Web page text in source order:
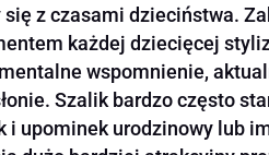
z czasami dzieciństwa.
każdej dziecięcej
wspomnienie,
Szalik bardzo często
i upominek urodzinowy lub